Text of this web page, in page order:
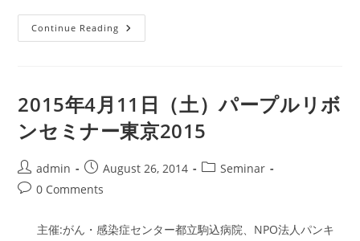
Continue Reading 2014
年
（日）
膵
臓
が
ん
発
パ
ボ
2015年4月11日（土）パープルリボ
ンセミナー東京2015
Post
author:
admin
Post
published:
August 26, 2014
PostSeminar
Post0 Comments
主催:がん・感染症センター都立駒込病院、NPO法人パンキ